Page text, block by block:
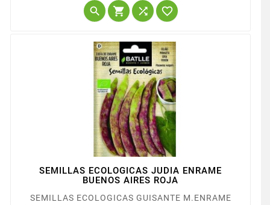
   
SEMILLAS ECOLOGICAS JUDIA ENRAME
BUENOS AIRES ROJA
SEMILLAS ECOLOGICAS GUISANTE M.ENRAME